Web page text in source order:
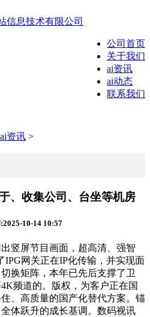
公司首页
关于我们
ai资讯
ai动态
联系我们
ai资讯 >
、收集公司、台坐等机房
10-14 10:57
屏节目画面，超高清、强智
IPG网关正在IP化传输，并实现面
换矩阵，本年已先后支撑了卫
频道的。版权，为客户正在国
、高质量的国产化替代方案。锚
体跃升的成长基调。数码视讯